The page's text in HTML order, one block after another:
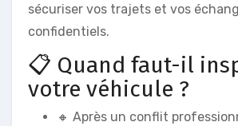
sécuriser vos trajets et vos
confidentiels.
📋 Quand faut-il
votre véhicule ?
🔸 Après un conflit